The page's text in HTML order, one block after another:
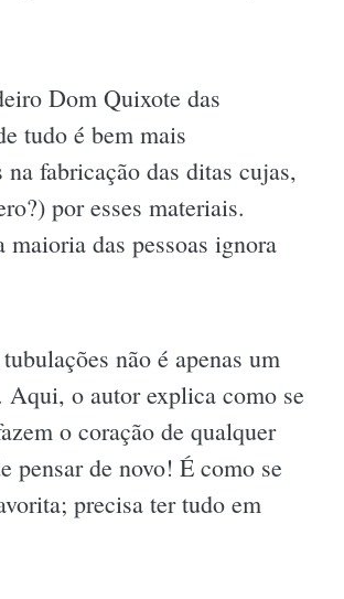
Dom Quixote das
tudo é bem mais
na fabricação das ditas cujas,
por esses materiais.
das pessoas ignora
não é apenas um
Aqui, o autor explica como se
o coração de qualquer
pensar de novo! É como se
precisa ter tudo em